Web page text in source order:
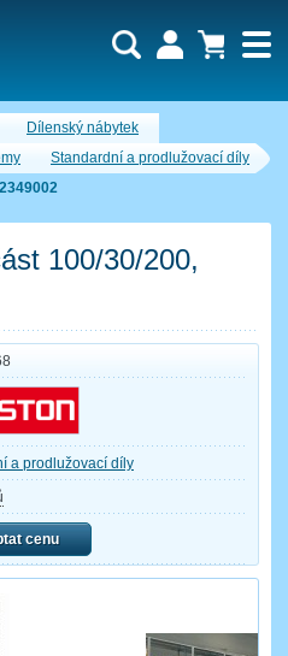
Dílenský nábytek
Standardní a prodlužovací díly
100/30/200,
a prodlužovací díly
cenu
je momentálně prázdný.
Obsah košíku
0,00 CZK
heslo